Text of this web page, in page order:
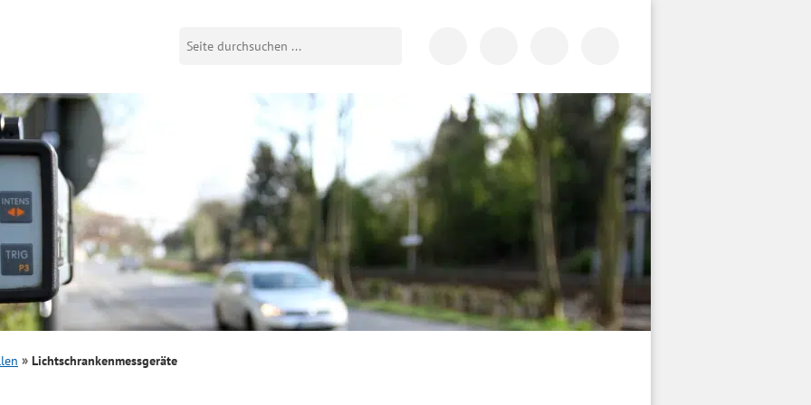
Lichtschrankenmessgeräte